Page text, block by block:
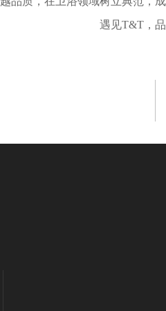
遇见T&T，品